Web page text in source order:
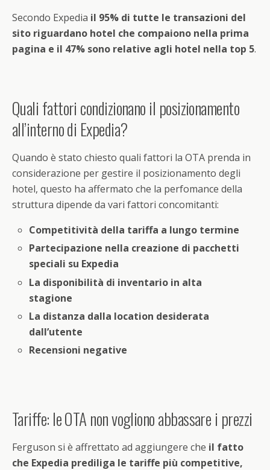
Secondo Expedia il 95% di tutte le transazioni del
sito riguardano hotel che compaiono nella prima
pagina e il 47% sono relative agli hotel nella top 5.
Quali fattori condizionano il posizionamento
all’interno di Expedia?
Quando è stato chiesto quali fattori la OTA prenda in
considerazione per gestire il posizionamento degli
hotel, questo ha affermato che la perfomance della
struttura dipende da vari fattori concomitanti:
Competitività della tariffa a lungo termine
Partecipazione nella creazione di pacchetti
speciali su Expedia
La disponibilità di inventario in alta
stagione
La distanza dalla location desiderata
dall’utente
Recensioni negative
Tariffe: le OTA non vogliono abbassare i prezzi
Ferguson si è affrettato ad aggiungere che il fatto
che Expedia prediliga le tariffe più competitive,